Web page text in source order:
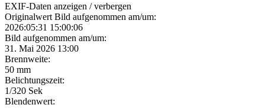
EXIF-Daten anzeigen / verbergen
Originalwert Bild aufgenommen am/um:
2026:05:31 15:00:06
Bild aufgenommen am/um:
31. Mai 2026 13:00
Brennweite:
50 mm
Belichtungszeit:
1/320 Sek
Blendenwert: